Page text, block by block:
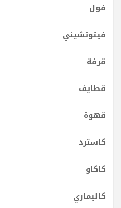
فول
فيتوتشيني
قرفة
قطايف
قهوة
كاسترد
كاكاو
كاليماري